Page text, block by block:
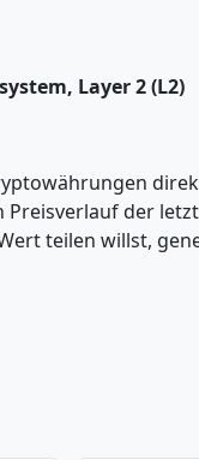
Layer 2 (L2)
der
teilen willst,